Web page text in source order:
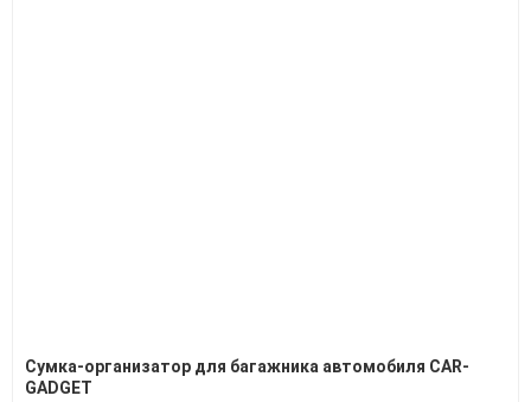
Сумка-организатор для багажника автомобиля CAR-
GADGET